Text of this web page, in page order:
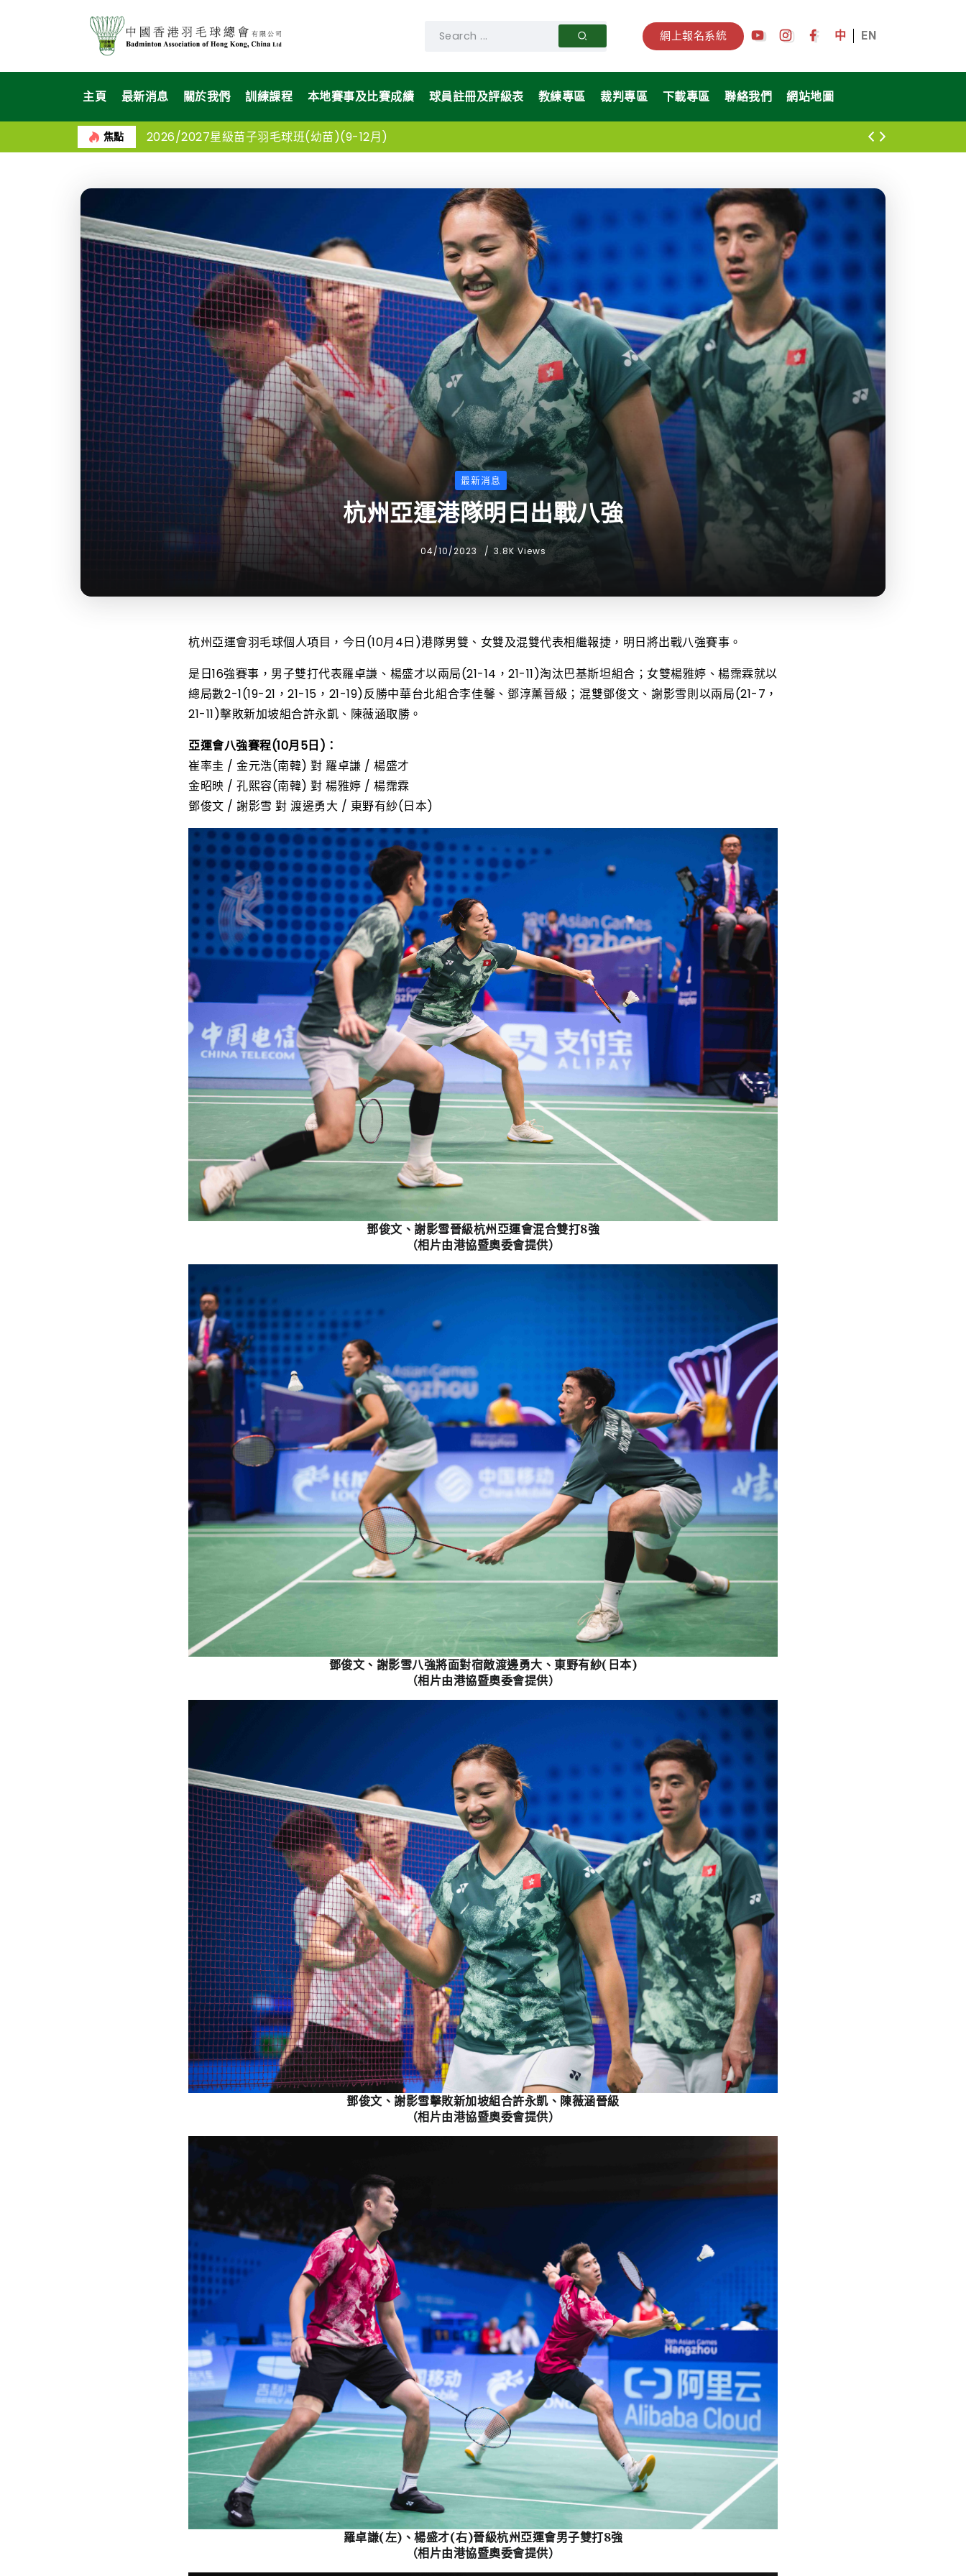
網上報名系統 中 EN
主頁 最新消息 關於我們 訓練課程 本地賽事及比賽成績 球員註冊及評級表 教練專區 裁判專區 下載專區 聯絡我們 網站地圖
焦點 2026/2027星級苗子羽毛球班(幼苗)(9-12月)
最新消息
杭州亞運港隊明日出戰八強
04/10/2023 3.8K Views
杭州亞運會羽毛球個人項目，今日(10月4日)港隊男雙、女雙及混雙代表相繼報捷，明日將出戰八強賽事。
是日16強賽事，男子雙打代表羅卓謙、楊盛才以兩局(21-14，21-11)淘汰巴基斯坦組合；女雙楊雅婷、楊霈霖就以
總局數2-1(19-21，21-15，21-19)反勝中華台北組合李佳馨、鄧淳薰晉級；混雙鄧俊文、謝影雪則以兩局(21-7，
21-11)擊敗新加坡組合許永凱、陳薇涵取勝。
亞運會八強賽程(10月5日)：
崔率圭 / 金元浩(南韓) 對 羅卓謙 / 楊盛才
金昭映 / 孔熙容(南韓) 對 楊雅婷 / 楊霈霖
鄧俊文 / 謝影雪 對 渡邊勇大 / 東野有紗(日本)
鄧俊文、謝影雪晉級杭州亞運會混合雙打8強
（相片由港協暨奧委會提供）
鄧俊文、謝影雪八強將面對宿敵渡邊勇大、東野有紗(日本)
（相片由港協暨奧委會提供）
鄧俊文、謝影雪擊敗新加坡組合許永凱、陳薇涵晉級
（相片由港協暨奧委會提供）
羅卓謙(左)、楊盛才(右)晉級杭州亞運會男子雙打8強
（相片由港協暨奧委會提供）